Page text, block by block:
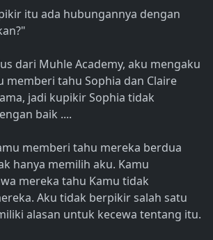
itu ada hubungannya dengan
dari Muhle Academy, aku mengaku
memberi tahu Sophia dan Claire
jadi kupikir Sophia tidak
baik ....
memberi tahu mereka berdua
hanya memilih aku. Kamu
mereka tahu Kamu tidak
Aku tidak berpikir salah satu
alasan untuk kecewa tentang itu.